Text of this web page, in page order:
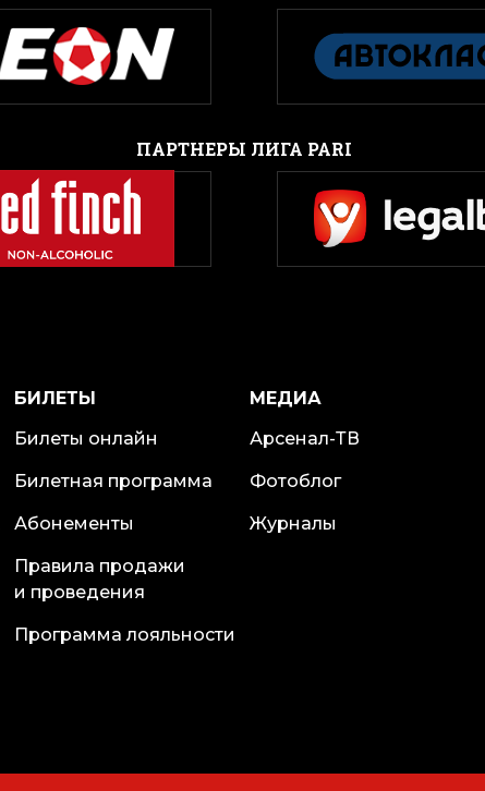
ПАРТНЕРЫ ЛИГА PARI
БИЛЕТЫ
Билеты онлайн
Билетная программа
Абонементы
Правила продажи
и проведения
Программа лояльности
МЕДИА
Арсенал-ТВ
Фотоблог
Журналы